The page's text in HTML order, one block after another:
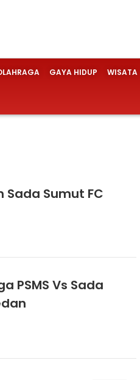
GAYA HIDUP WISATA
Sada Sumut FC
PSMS Vs Sada